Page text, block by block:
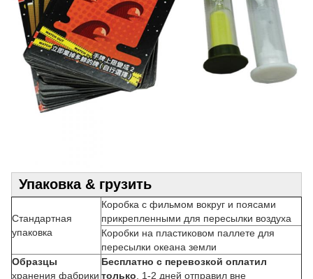
Упаковка & грузить
Стандартная
упаковка
Коробка с фильмом вокруг и поясами
прикрепленными для пересылки воздуха
Коробки на пластиковом паллете для
пересылки океана земли
Образцы
хранения фабрики
Бесплатно с перевозкой оплатил
только , 1-2 дней отправил вне